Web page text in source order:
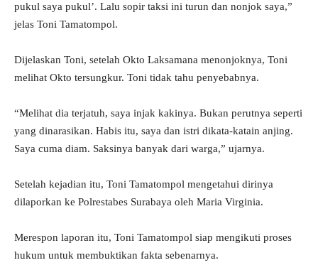
pukul saya pukul’. Lalu sopir taksi ini turun dan nonjok saya,”
jelas Toni Tamatompol.
Dijelaskan Toni, setelah Okto Laksamana menonjoknya, Toni
melihat Okto tersungkur. Toni tidak tahu penyebabnya.
“Melihat dia terjatuh, saya injak kakinya. Bukan perutnya seperti
yang dinarasikan. Habis itu, saya dan istri dikata-katain anjing.
Saya cuma diam. Saksinya banyak dari warga,” ujarnya.
Setelah kejadian itu, Toni Tamatompol mengetahui dirinya
dilaporkan ke Polrestabes Surabaya oleh Maria Virginia.
Merespon laporan itu, Toni Tamatompol siap mengikuti proses
hukum untuk membuktikan fakta sebenarnya.